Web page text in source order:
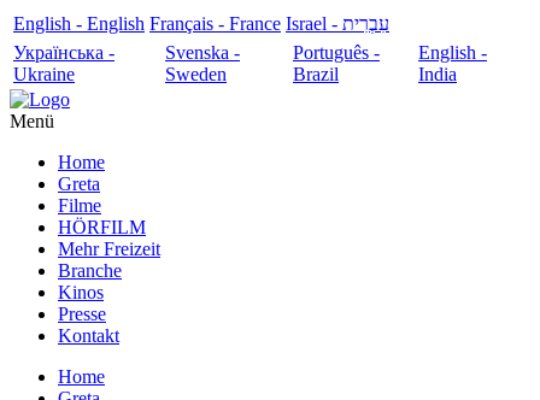
English - English Français - France
עִבְרִית - Israel
Українська -
Ukraine
Svenska -
Sweden
Português -
Brazil
English -
India
Menü
Home
Greta
Filme
HÖRFILM
Mehr Freizeit
Branche
Kinos
Presse
Kontakt
Home